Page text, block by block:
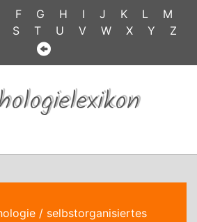
F G H I J K L
M
S T U V W X Y Z
/ selbstorganisiertes